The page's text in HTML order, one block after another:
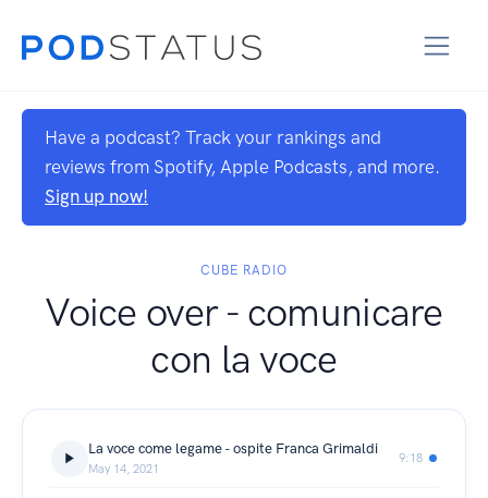
Have a podcast? Track your rankings and
reviews from Spotify, Apple Podcasts, and more.
Sign up now!
CUBE RADIO
Voice over - comunicare
con la voce
La voce come legame - ospite Franca Grimaldi
May 14, 2021
9:18